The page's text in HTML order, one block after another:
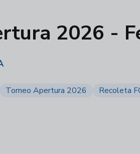
2026 -
Torneo Apertura 2026 Recoleta